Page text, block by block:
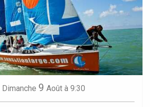
Dimanche 9 Août à 9:30